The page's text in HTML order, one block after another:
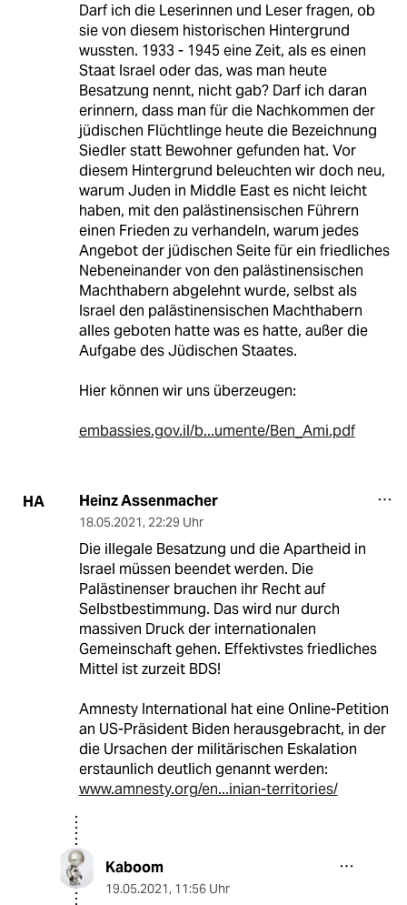
Darf ich die Leserinnen und Leser fragen, ob
sie von diesem historischen Hintergrund
wussten. 1933 - 1945 eine Zeit, als es einen
Staat Israel oder das, was man heute
Besatzung nennt, nicht gab? Darf ich daran
erinnern, dass man für die Nachkommen der
jüdischen Flüchtlinge heute die Bezeichnung
Siedler statt Bewohner gefunden hat. Vor
diesem Hintergrund beleuchten wir doch neu,
warum Juden in Middle East es nicht leicht
haben, mit den palästinensischen Führern
einen Frieden zu verhandeln, warum jedes
Angebot der jüdischen Seite für ein friedliches
Nebeneinander von den palästinensischen
Machthabern abgelehnt wurde, selbst als
Israel den palästinensischen Machthabern
alles geboten hatte was es hatte, außer die
Aufgabe des Jüdischen Staates.
Hier können wir uns überzeugen:
embassies.gov.il/b...umente/Ben_Ami.pdf
HA Heinz Assenmacher
18.05.2021, 22:29 Uhr
Die illegale Besatzung und die Apartheid in
Israel müssen beendet werden. Die
Palästinenser brauchen ihr Recht auf
Selbstbestimmung. Das wird nur durch
massiven Druck der internationalen
Gemeinschaft gehen. Effektivstes friedliches
Mittel ist zurzeit BDS!
Amnesty International hat eine Online-Petition
an US-Präsident Biden herausgebracht, in der
die Ursachen der militärischen Eskalation
erstaunlich deutlich genannt werden:
www.amnesty.org/en...inian-territories/
Kaboom
19.05.2021, 11:56 Uhr